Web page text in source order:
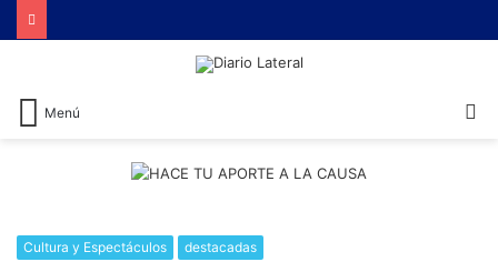
Menú
Cultura y Espectáculos destacadas